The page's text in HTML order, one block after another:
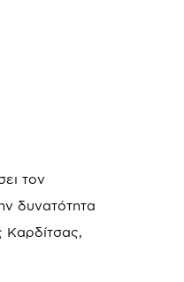
τον
δυνατότητα
Καρδίτσας,